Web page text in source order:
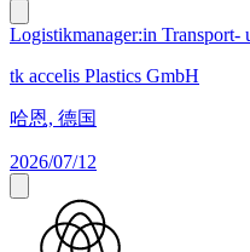
Logistikmanager:in Transport-
tk accelis Plastics GmbH
哈恩, 德国
2026/07/12